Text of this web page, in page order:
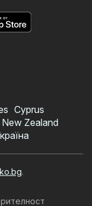
Cyprus
New Zealand
.